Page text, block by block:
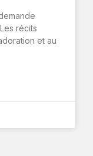
récits
et au